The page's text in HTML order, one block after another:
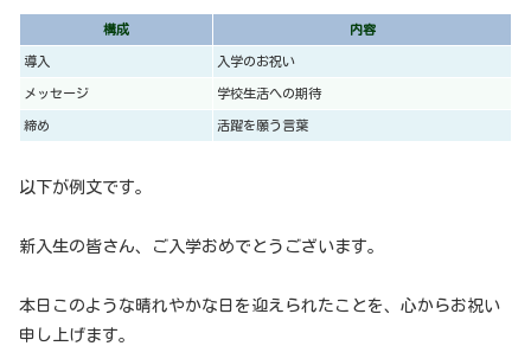
構成 内容
導入 入学のお祝い
メッセージ 学校生活への期待
締め 活躍を願う言葉
以下が例文です。
新入生の皆さん、ご入学おめでとうございます。
本日このような晴れやかな日を迎えられたことを、心からお祝い
申し上げます。